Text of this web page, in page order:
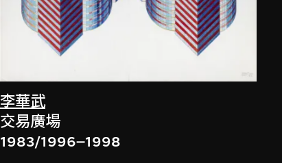
李華武
交易廣場
1983/1996–1998